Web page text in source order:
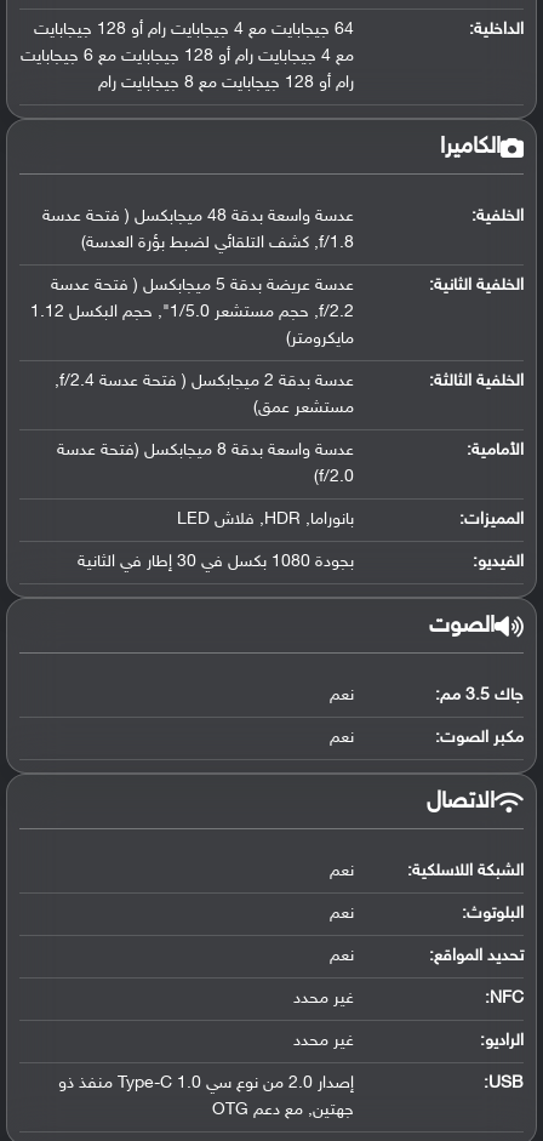
الداخلية:
64 جيجابايت مع 4 جيجابايت رام أو 128 جيجابايت
مع 4 جيجابايت رام أو 128 جيجابايت مع 6 جيجابايت
رام أو 128 جيجابايت مع 8 جيجابايت رام
الكاميرا
الخلفية:
عدسة واسعة بدقة 48 ميجابكسل ( فتحة عدسة
f/1.8, كشف التلقائي لضبط بؤرة العدسة)
الخلفية الثانية:
عدسة عريضة بدقة 5 ميجابكسل ( فتحة عدسة
f/2.2, حجم مستشعر 1/5.0", حجم البكسل 1.12
مايكرومتر)
الخلفية الثالثة:
عدسة بدقة 2 ميجابكسل ( فتحة عدسة f/2.4,
مستشعر عمق)
الأمامية:
عدسة واسعة بدقة 8 ميجابكسل (فتحة عدسة
f/2.0)
المميزات: بانوراما, HDR, فلاش LED
الفيديو: بجودة 1080 بكسل في 30 إطار في الثانية
الصوت
جاك 3.5 مم: نعم
مكبر الصوت: نعم
الاتصال
الشبكة اللاسلكية: نعم
البلوتوث: نعم
تحديد المواقع: نعم
NFC
: غير محدد
الراديو: غير محدد
USB
:
إصدار 2.0 من نوع سي Type-C 1.0 منفذ ذو
جهتين, مع دعم OTG